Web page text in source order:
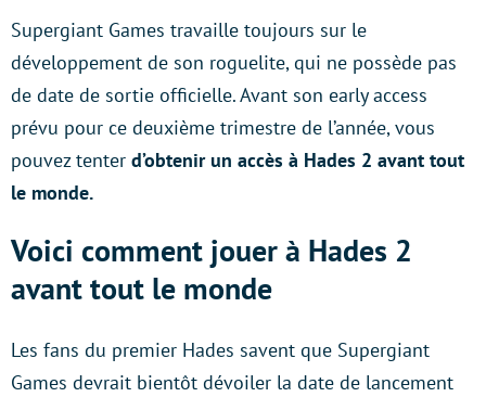
Supergiant Games travaille toujours sur le
développement de son roguelite, qui ne possède pas
de date de sortie officielle. Avant son early access
prévu pour ce deuxième trimestre de l’année, vous
pouvez tenter d’obtenir un accès à Hades 2 avant tout
le monde.
Voici comment jouer à Hades 2
avant tout le monde
Les fans du premier Hades savent que Supergiant
Games devrait bientôt dévoiler la date de lancement